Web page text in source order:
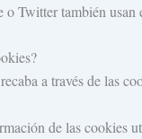
Twitter también usan
a través de las
de las cookies